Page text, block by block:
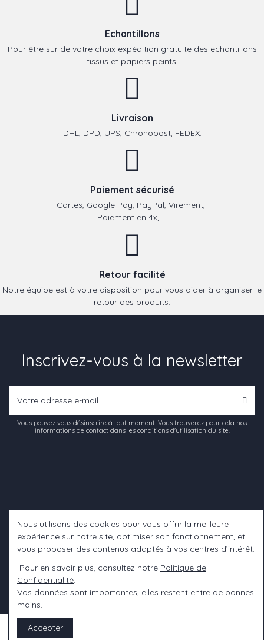
Echantillons
Pour être sur de votre choix expédition gratuite des échantillons
tissus et papiers peints.
Livraison
DHL, DPD, UPS, Chronopost, FEDEX.
Paiement sécurisé
Cartes, Google Pay, PayPal, Virement,
Paiement en 4x, ...
Retour facilité
Notre équipe est à votre disposition pour vous aider à organiser le
retour des produits.
Inscrivez-vous à la newsletter
Vous pouvez vous désinscrire à tout moment. Vous trouverez pour cela nos
informations de contact dans les conditions d'utilisation du site.
Informations
Contact us
Nous utilisons des cookies pour vous offrir la meilleure
expérience sur notre site, optimiser son fonctionnement, et
vous proposer des contenus adaptés à vos centres d’intérêt.
Pour en savoir plus, consultez notre Politique de
Confidentialité.
Vos données sont importantes, elles restent entre de bonnes
mains.
Accepter